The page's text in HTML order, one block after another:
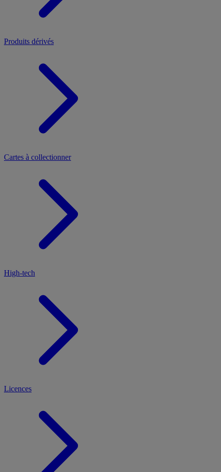
Produits dérivés
Cartes à collectionner
High-tech
Licences